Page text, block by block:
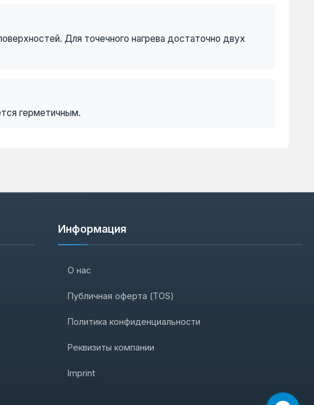
Для точечного нагрева достаточно двух
герметичным.
Информация
О нас
Публичная оферта (TOS)
Политика конфиденциальности
Реквизиты компании
Imprint